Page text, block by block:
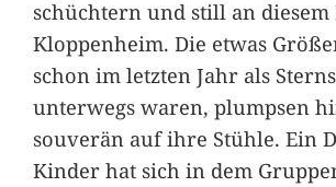
schüchtern und still an
Kloppenheim. Die etwas
schon im letzten Jahr als
unterwegs waren, plumpsen
souverän auf ihre Stühle. Ein
Kinder hat sich in dem